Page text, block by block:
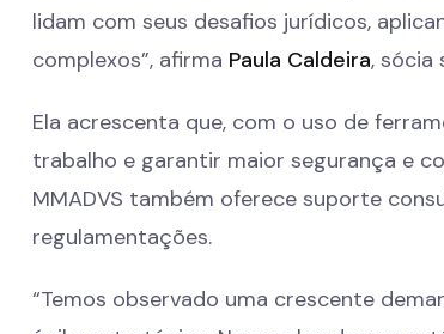
lidam com seus desafios jurídicos,
complexos”, afirma Paula Caldeira, sócia
Ela acrescenta que, com o uso de
trabalho e garantir maior segurança e
MMADVS também oferece suporte
regulamentações.
“Temos observado uma crescente